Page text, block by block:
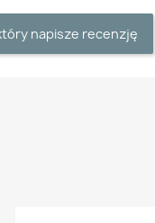
napisze recenzję